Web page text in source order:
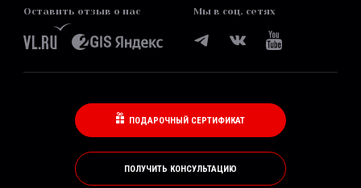
Оставить отзыв о нас Мы в соц. сетях
ПОДАРОЧНЫЙ СЕРТИФИКАТ
ПОЛУЧИТЬ КОНСУЛЬТАЦИЮ